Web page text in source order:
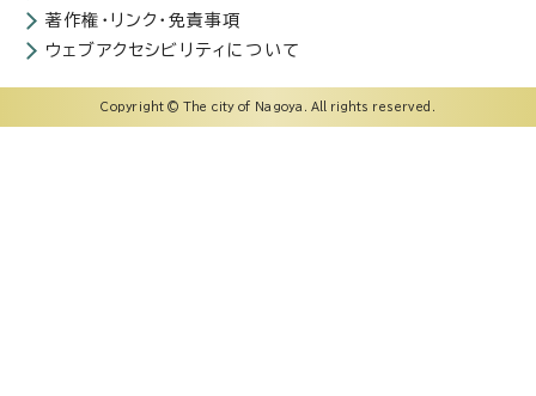
著作権・リンク・免責事項
ウェブアクセシビリティについて
Copyright © The city of Nagoya. All rights reserved.